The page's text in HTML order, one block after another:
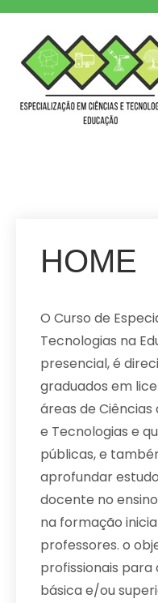
Skip
content
HOME
O Curso de
Tecnologias na
presencial, é
graduados em
áreas de
e Tecnologias e
públicas, e
aprofundar
docente no
na formação
professores. o
profissionais
básica e/ou